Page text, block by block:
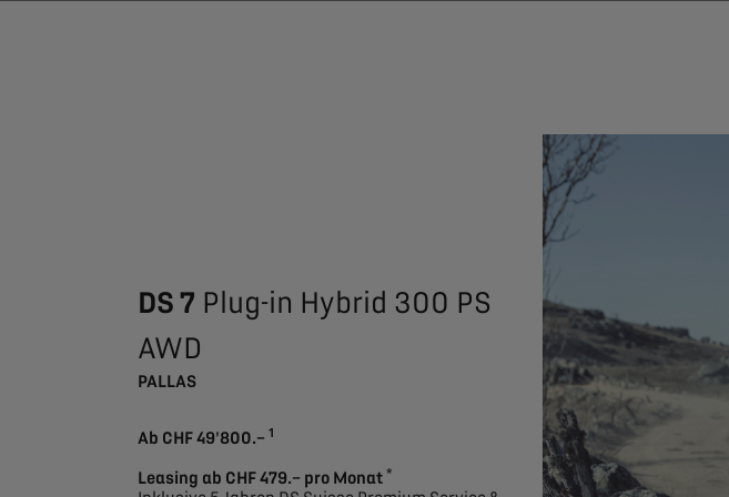
DS 7 Plug-in Hybrid 300 PS
AWD
PALLAS
Ab CHF 49'800.– 1
Leasing ab CHF 479.– pro Monat *